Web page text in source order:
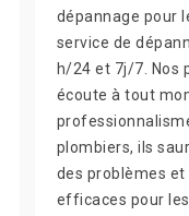
dépannage pour
service de
h/24 et 7j/7. Nos
écoute à tout
plombiers, ils
des problèmes
efficaces pour